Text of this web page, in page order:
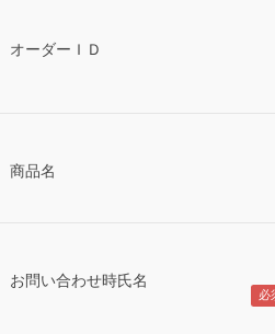
オーダーＩＤ
商品名
お問い合わせ時氏名